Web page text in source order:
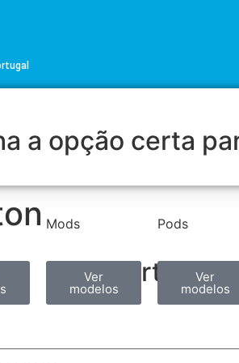
a opção certa
Mods
Ver
modelos
Pods
Ver
modelos
Partilhar